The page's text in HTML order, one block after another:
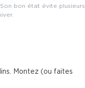
bon état évite plusieurs
Montez (ou faites